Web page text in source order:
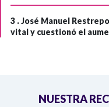
3 .José Manuel
vital y cuestionó el
NUESTRA